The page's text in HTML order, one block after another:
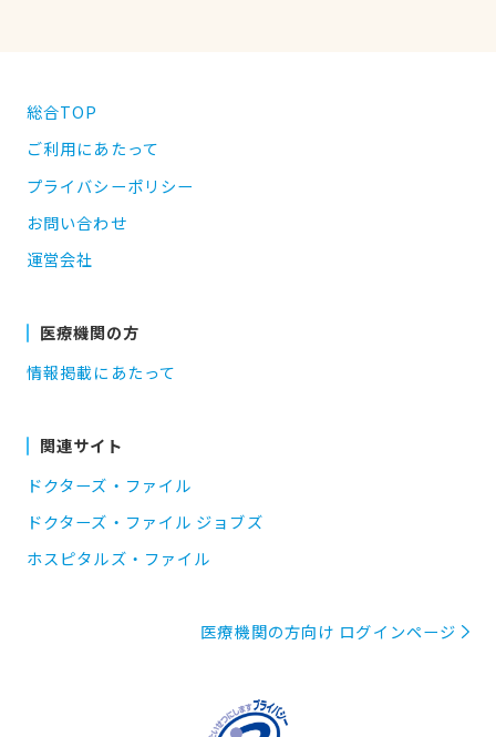
総合TOP
ご利用にあたって
プライバシーポリシー
お問い合わせ
運営会社
医療機関の方
情報掲載にあたって
関連サイト
ドクターズ・ファイル
ドクターズ・ファイル ジョブズ
ホスピタルズ・ファイル
医療機関の方向け ログインページ